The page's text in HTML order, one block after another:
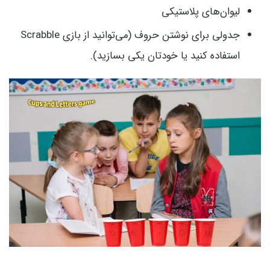
لیوان‌های پلاستیکی
جدولی برای نوشتن حروف (می‌توانید از بازی Scrabble
استفاده کنید یا خودتان یکی بسازید).